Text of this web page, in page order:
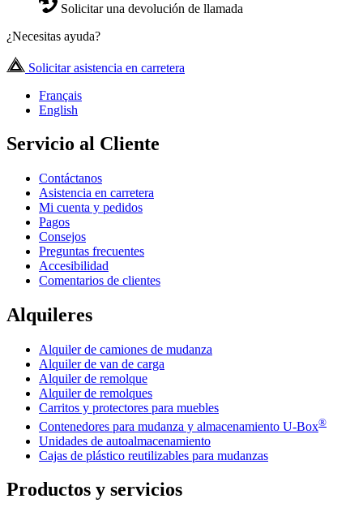
Solicitar una devolución de llamada
¿Necesitas ayuda?
Solicitar asistencia en carretera
Français
English
Servicio al Cliente
Contáctanos
Asistencia en carretera
Mi cuenta y pedidos
Pagos
Consejos
Preguntas frecuentes
Accesibilidad
Comentarios de clientes
Alquileres
Alquiler de camiones de mudanza
Alquiler de van de carga
Alquiler de remolque
Alquiler de remolques
Carritos y protectores para muebles
Contenedores para mudanza y almacenamiento U-Box®
Unidades de autoalmacenamiento
Cajas de plástico reutilizables para mudanzas
Productos y servicios